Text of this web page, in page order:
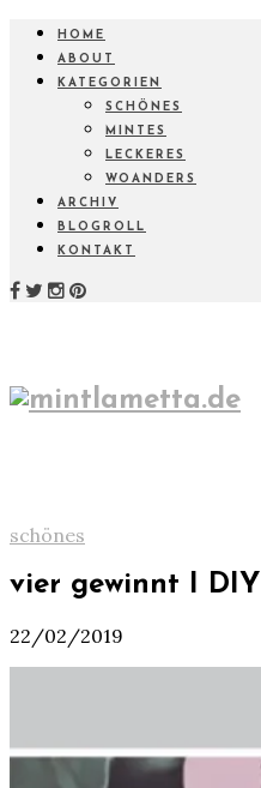
HOME
ABOUT
KATEGORIEN
SCHÖNES
MINTES
LECKERES
WOANDERS
ARCHIV
BLOGROLL
KONTAKT
schönes
vier gewinnt I DIY
22/02/2019